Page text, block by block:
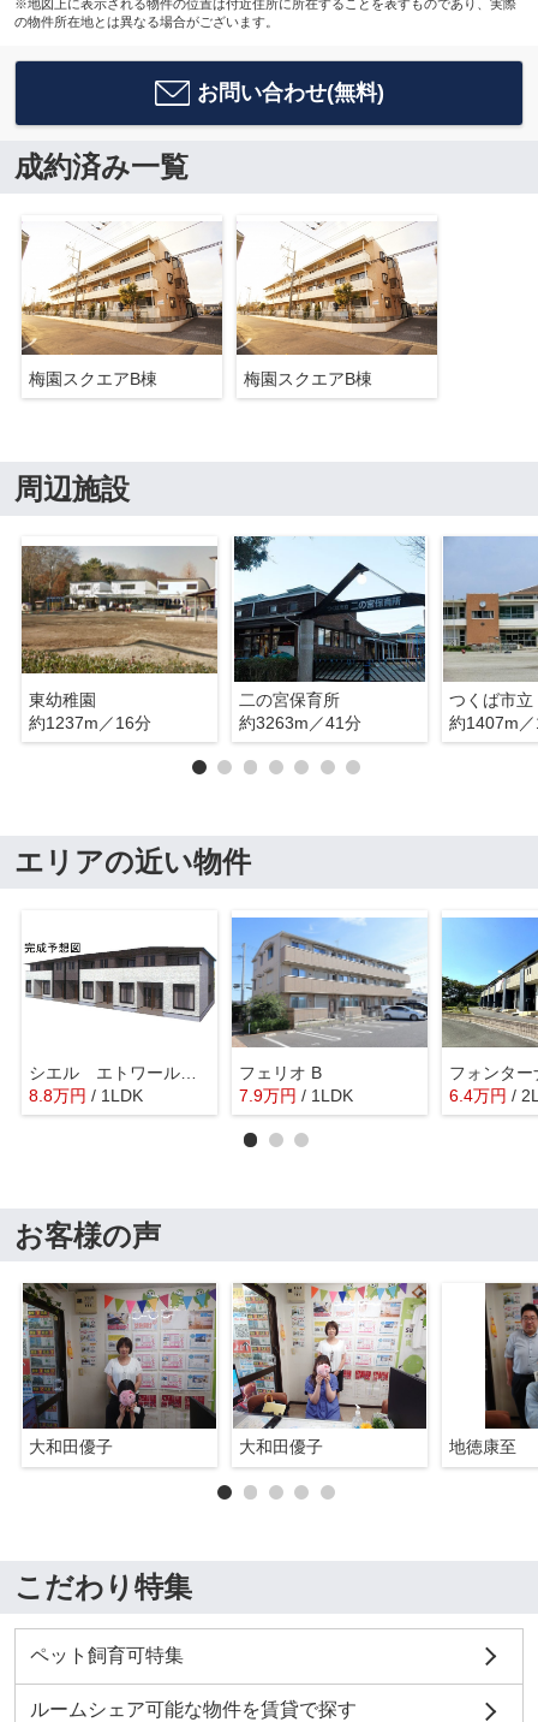
※地図上に表示される物件の位置は付近住所に所在することを表すものであり、実際
の物件所在地とは異なる場合がございます。
お問い合わせ(無料)
成約済み一覧
梅園スクエアB棟 梅園スクエアB棟
周辺施設
東幼稚園
約1237m／16分
二の宮保育所
約3263m／41分
つくば市立
約1407m
エリアの近い物件
シエル エトワール Ⅰ
8.8万円 / 1LDK
フェリオ B
7.9万円 / 1LDK
フォンタ
6.4万円 /
お客様の声
大和田優子 大和田優子 地徳康至
こだわり特集
ペット飼育可特集
ルームシェア可能な物件を賃貸で探す